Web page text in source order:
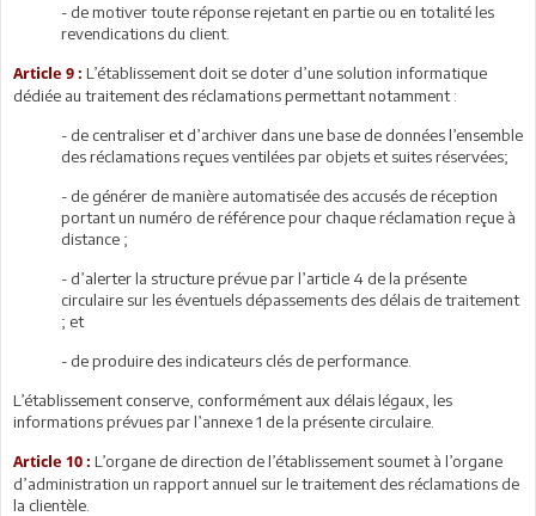
- de motiver toute réponse rejetant en partie ou en totalité les
revendications du client.
Article 9 : L’établissement doit se doter d’une solution informatique
dédiée au traitement des réclamations permettant notamment :
- de centraliser et d’archiver dans une base de données l’ensemble
des réclamations reçues ventilées par objets et suites réservées;
- de générer de manière automatisée des accusés de réception
portant un numéro de référence pour chaque réclamation reçue à
distance ;
- d’alerter la structure prévue par l’article 4 de la présente
circulaire sur les éventuels dépassements des délais de traitement
; et
- de produire des indicateurs clés de performance.
L’établissement conserve, conformément aux délais légaux, les
informations prévues par l’annexe 1 de la présente circulaire.
Article 10 : L’organe de direction de l’établissement soumet à l’organe
d’administration un rapport annuel sur le traitement des réclamations de
la clientèle.